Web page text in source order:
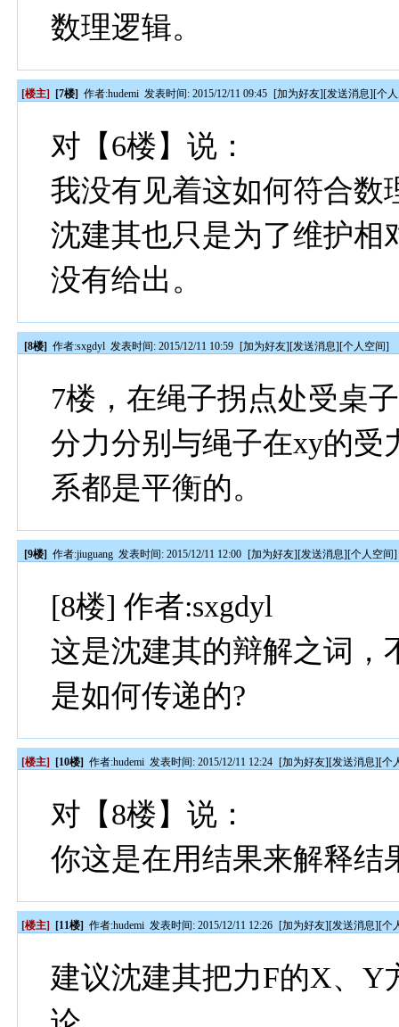
数理逻辑。
[楼主] [7楼] 作者:hudemi 发表时间: 2015/12/11 09:45 [加为好友][发送消息][个
对【6楼】说：
我没有见着这如何符合数
沈建其也只是为了维护相
没有给出。
[8楼] 作者:sxgdyl 发表时间: 2015/12/11 10:59 [加为好友][发送消息][个人空间]
7楼，在绳子拐点处受桌
分力分别与绳子在xy的受
系都是平衡的。
[9楼] 作者:jiuguang 发表时间: 2015/12/11 12:00 [加为好友][发送消息][个人空间]
[8楼] 作者:sxgdyl
这是沈建其的辩解之词，
是如何传递的?
[楼主] [10楼] 作者:hudemi 发表时间: 2015/12/11 12:24 [加为好友][发送消息][个
对【8楼】说：
你这是在用结果来解释结
[楼主] [11楼] 作者:hudemi 发表时间: 2015/12/11 12:26 [加为好友][发送消息][个
建议沈建其把力F的X、Y